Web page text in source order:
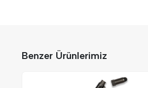
Benzer Ürünlerimiz